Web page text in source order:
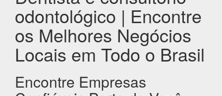
odontológico | Encontre
os Melhores Negócios
Locais em Todo o Brasil
Encontre Empresas